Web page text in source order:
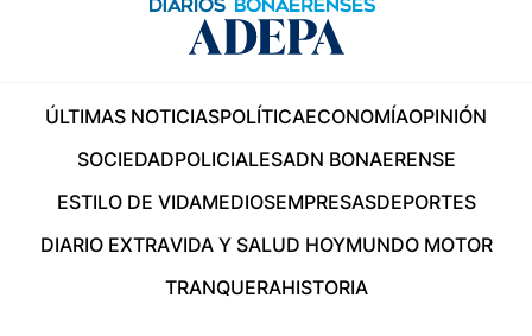
ÚLTIMAS NOTICIASPOLÍTICAECONOMÍAOPINIÓN
SOCIEDADPOLICIALESADN BONAERENSE
ESTILO DE VIDAMEDIOSEMPRESASDEPORTES
DIARIO EXTRAVIDA Y SALUD HOYMUNDO MOTOR
TRANQUERAHISTORIA